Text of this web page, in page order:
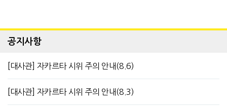
공지사항
[대사관] 자카르타 시위 주의 안내(8.6)
[대사관] 자카르타 시위 주의 안내(8.3)